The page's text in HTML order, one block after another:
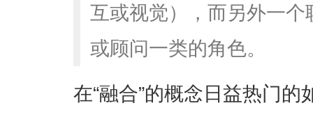
互或视觉），而另外一
或顾问一类的角色。
在“融合”的概念日益热门